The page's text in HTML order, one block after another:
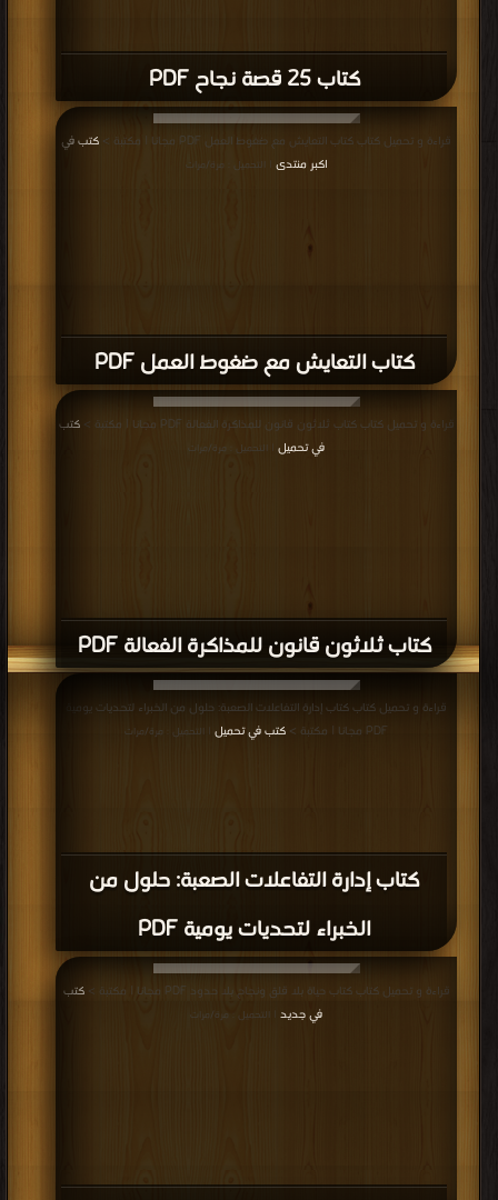
كتاب 25 قصة نجاح PDF
كتاب التعايش مع ضغوط العمل PDF
قراءة و تحميل كتاب كتاب التعايش مع ضغوط العمل PDF مجانا | مكتبة >
كتب في
اكبر منتدى
| التحميل : مرة/مرات
كتاب ثلاثون قانون للمذاكرة الفعالة PDF
قراءة و تحميل كتاب كتاب ثلاثون قانون للمذاكرة الفعالة PDF مجانا | مكتبة >
كتب
في تحميل
| التحميل : مرة/مرات
كتاب إدارة التفاعلات الصعبة: حلول من
الخبراء لتحديات يومية PDF
قراءة و تحميل كتاب كتاب إدارة التفاعلات الصعبة: حلول من الخبراء لتحديات يومية
PDF مجانا | مكتبة >
كتب في تحميل | التحميل : مرة/مرات
قراءة و تحميل كتاب كتاب حياة بلا قلق ونجاح بلا حدود PDF مجانا | مكتبة >
كتب
في جديد | التحميل : مرة/مرات